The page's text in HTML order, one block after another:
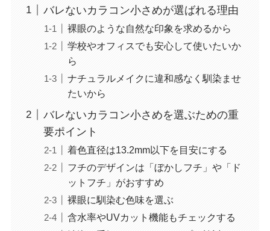
バレないカラコン小さめが選ばれる理由
裸眼のような自然な印象を求めるから
学校やオフィスでも安心して使いたいか
ら
ナチュラルメイクに違和感なく馴染ませ
たいから
バレないカラコン小さめを選ぶための重
要ポイント
着色直径は13.2mm以下を目安にする
フチのデザインは「ぼかしフチ」や「ド
ットフチ」がおすすめ
裸眼に馴染む色味を選ぶ
含水率やUVカット機能もチェックする